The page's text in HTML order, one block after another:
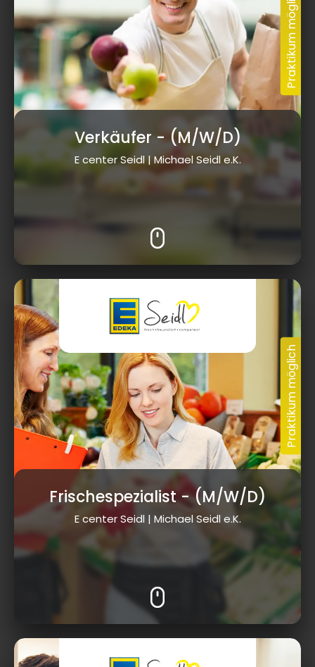
Verkäufer- (M/W/D)
E center Seidl | Michael Seidl e.K.
Frischespezialist- (M/W/D)
E center Seidl | Michael Seidl e.K.